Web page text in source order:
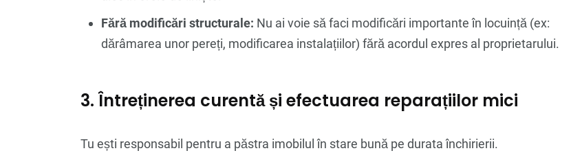
Fără modificări structurale: Nu ai voie să faci modificări importante în locuință (ex:
dărâmarea unor pereți, modificarea instalațiilor) fără acordul expres al proprietarului.
3. Întreținerea curentă și efectuarea reparațiilor mici
Tu ești responsabil pentru a păstra imobilul în stare bună pe durata închirierii.